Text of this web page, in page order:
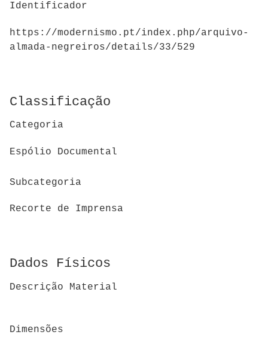
Identificador
https://modernismo.pt/index.php/arquivo-
almada-negreiros/details/33/529
Classificação
Categoria
Espólio Documental
Subcategoria
Recorte de Imprensa
Dados Físicos
Descrição Material
Dimensões